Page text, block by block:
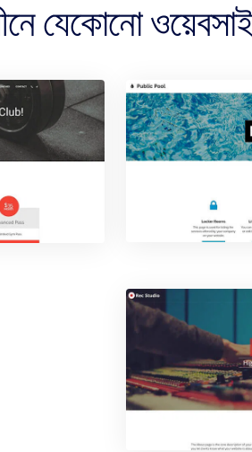
যেকোনো